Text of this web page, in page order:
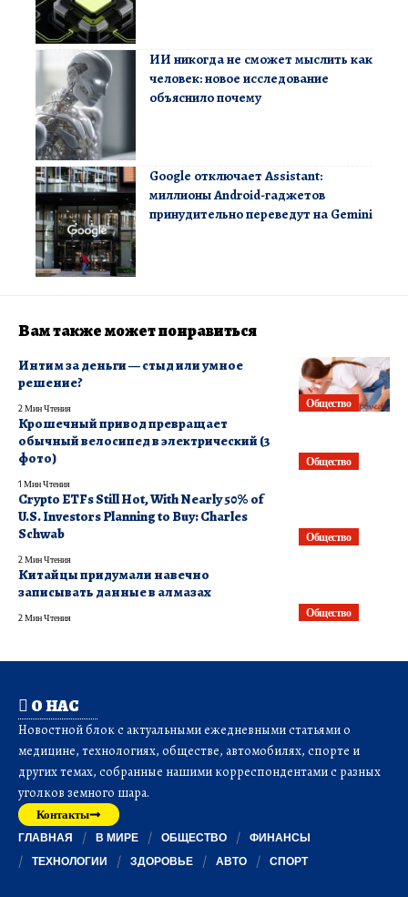
ИИ никогда не сможет мыслить как
человек: новое исследование
объяснило почему
Google отключает Assistant:
миллионы Android-гаджетов
принудительно переведут на Gemini
Вам также может понравиться
Общество
Интим за деньги — стыд или умное
решение?
2 Мин Чтения
Общество
Крошечный привод превращает
обычный велосипед в электрический (3
фото)
1 Мин Чтения
Общество
Crypto ETFs Still Hot, With Nearly 50% of
U.S. Investors Planning to Buy: Charles
Schwab
2 Мин Чтения
Общество
Китайцы придумали навечно
записывать данные в алмазах
2 Мин Чтения
О НАС
Новостной блок с актуальными ежедневными статьями о
медицине, технологиях, обществе, автомобилях, спорте и
других темах, собранные нашими корреспондентами с разных
уголков земного шара.
Контакты
ГЛАВНАЯ В МИРЕ ОБЩЕСТВО
ФИНАНСЫ
ТЕХНОЛОГИИ
ЗДОРОВЬЕ АВТО СПОРТ